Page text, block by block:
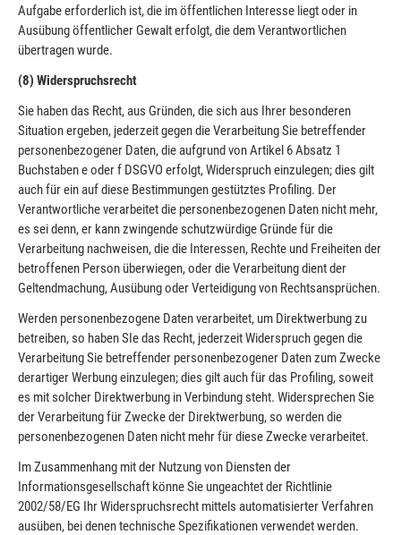
Aufgabe erforderlich ist, die im öffentlichen Interesse liegt oder in
Ausübung öffentlicher Gewalt erfolgt, die dem Verantwortlichen
übertragen wurde.
(8) Widerspruchsrecht
Sie haben das Recht, aus Gründen, die sich aus Ihrer besonderen
Situation ergeben, jederzeit gegen die Verarbeitung Sie betreffender
personenbezogener Daten, die aufgrund von Artikel 6 Absatz 1
Buchstaben e oder f DSGVO erfolgt, Widerspruch einzulegen; dies gilt
auch für ein auf diese Bestimmungen gestütztes Profiling. Der
Verantwortliche verarbeitet die personenbezogenen Daten nicht mehr,
es sei denn, er kann zwingende schutzwürdige Gründe für die
Verarbeitung nachweisen, die die Interessen, Rechte und Freiheiten der
betroffenen Person überwiegen, oder die Verarbeitung dient der
Geltendmachung, Ausübung oder Verteidigung von Rechtsansprüchen.
Werden personenbezogene Daten verarbeitet, um Direktwerbung zu
betreiben, so haben SIe das Recht, jederzeit Widerspruch gegen die
Verarbeitung Sie betreffender personenbezogener Daten zum Zwecke
derartiger Werbung einzulegen; dies gilt auch für das Profiling, soweit
es mit solcher Direktwerbung in Verbindung steht. Widersprechen Sie
der Verarbeitung für Zwecke der Direktwerbung, so werden die
personenbezogenen Daten nicht mehr für diese Zwecke verarbeitet.
Im Zusammenhang mit der Nutzung von Diensten der
Informationsgesellschaft könne Sie ungeachtet der Richtlinie
2002/58/EG Ihr Widerspruchsrecht mittels automatisierter Verfahren
ausüben, bei denen technische Spezifikationen verwendet werden.